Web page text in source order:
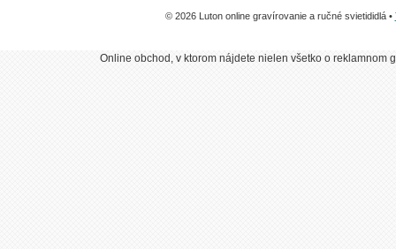
© 2026 Luton online gravírovanie a ručné svietididlá •
Online obchod, v ktorom nájdete nielen všetko o